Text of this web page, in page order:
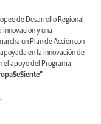
de Desarrollo Regional,
y una
un Plan de Acción con
en la innovación de
el apoyo del Programa